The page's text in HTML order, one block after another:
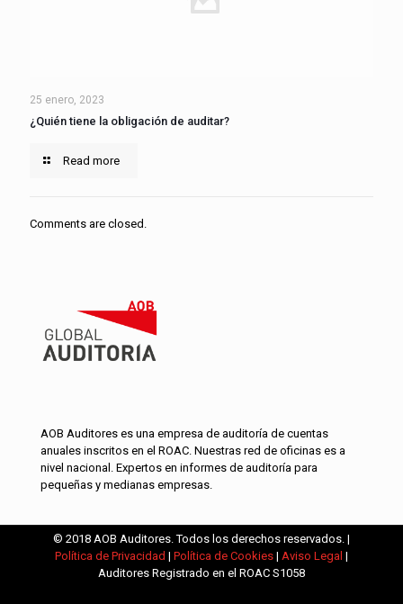
25 enero, 2023
¿Quién tiene la obligación de auditar?
Read more
Comments are closed.
AOB Auditores es una empresa de auditoría de cuentas
anuales inscritos en el ROAC. Nuestras red de oficinas es a
nivel nacional. Expertos en informes de auditoría para
pequeñas y medianas empresas.
© 2018 AOB Auditores. Todos los derechos reservados. |
Política de Privacidad | Política de Cookies | Aviso Legal |
Auditores Registrado en el ROAC S1058